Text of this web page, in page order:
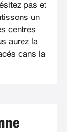
pas et
un
centres
aurez la
dans la